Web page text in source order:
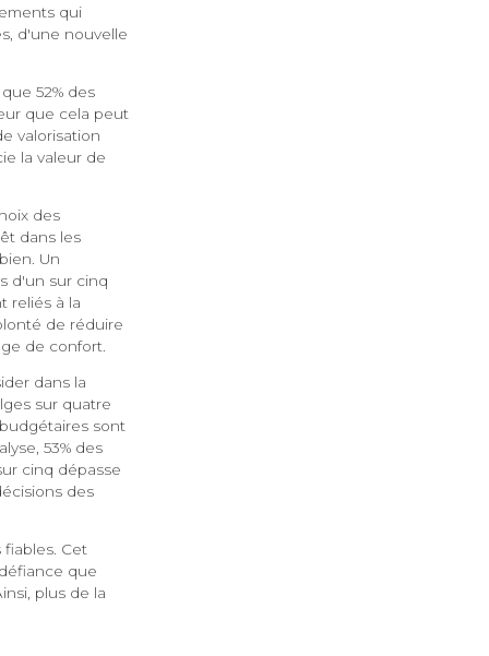
qui
d'une nouvelle
52% des
que cela peut
valorisation
la valeur de
des
dans les
Un
d'un sur cinq
reliés à la
de réduire
de confort.
dans la
sur quatre
sont
53% des
cinq dépasse
des
Cet
que
plus de la